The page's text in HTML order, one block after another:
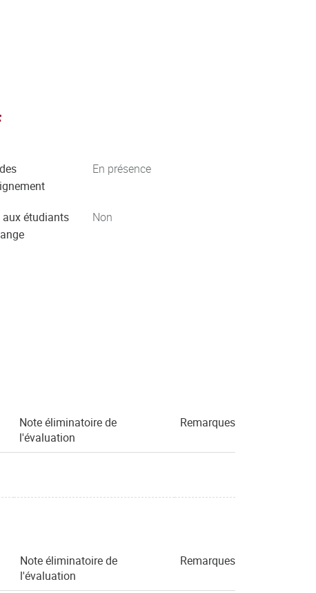
En présence
aux étudiants
Non
Note éliminatoire de
l'évaluation
Remarques
Note éliminatoire de
l'évaluation
Remarques